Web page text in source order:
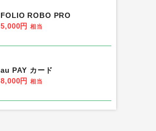
FOLIO ROBO PRO
5,000円 相当
au PAY カード
8,000円 相当